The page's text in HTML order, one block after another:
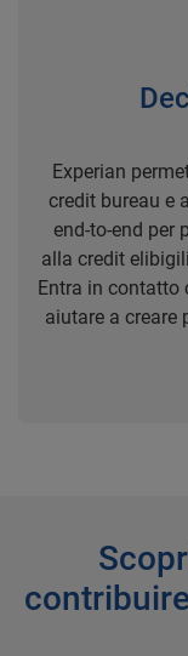
Experian
credit bureau e
end-to-end per
alla credit
Entra in contatto
aiutare a creare